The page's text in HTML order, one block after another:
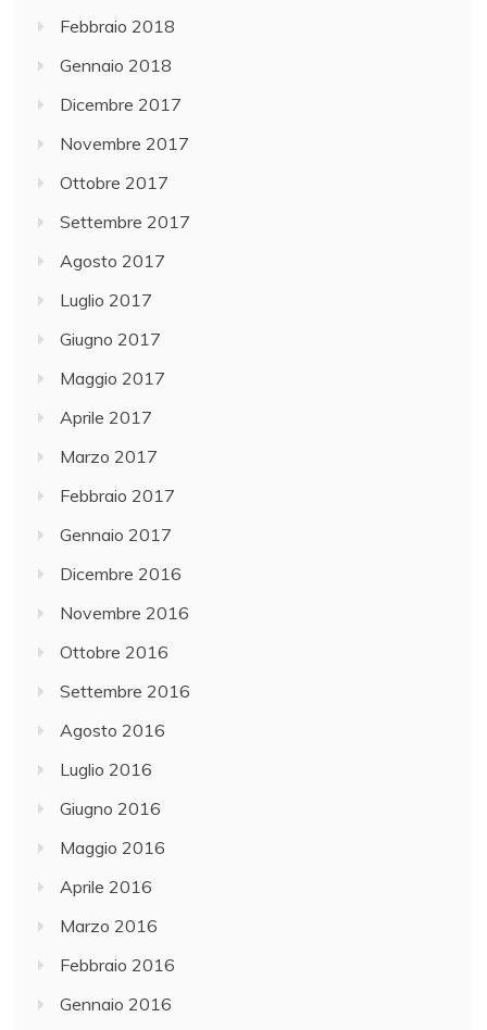
Febbraio 2018
Gennaio 2018
Dicembre 2017
Novembre 2017
Ottobre 2017
Settembre 2017
Agosto 2017
Luglio 2017
Giugno 2017
Maggio 2017
Aprile 2017
Marzo 2017
Febbraio 2017
Gennaio 2017
Dicembre 2016
Novembre 2016
Ottobre 2016
Settembre 2016
Agosto 2016
Luglio 2016
Giugno 2016
Maggio 2016
Aprile 2016
Marzo 2016
Febbraio 2016
Gennaio 2016